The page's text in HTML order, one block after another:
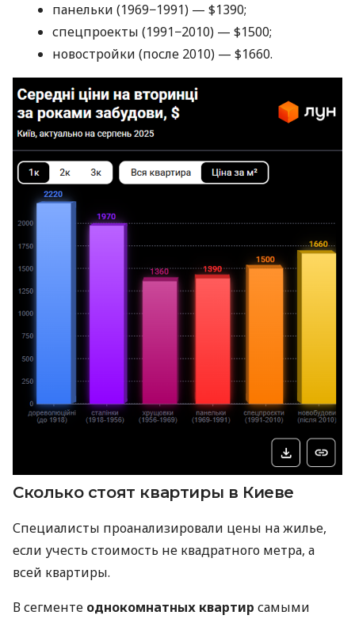
панельки (1969−1991) — $1390;
спецпроекты (1991−2010) — $1500;
новостройки (после 2010) — $1660.
Сколько стоят квартиры в Киеве
Специалисты проанализировали цены на жилье,
если учесть стоимость не квадратного метра, а
всей квартиры.
В сегменте однокомнатных квартир самыми